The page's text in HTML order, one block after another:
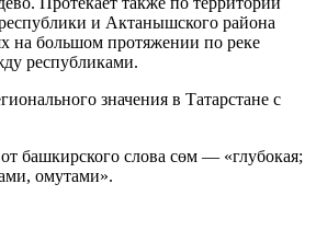
и Актанышского района
на большом протяжении по реке
республиками.
значения в Татарстане с
башкирского слова сөм — «глубокая;
омутами».